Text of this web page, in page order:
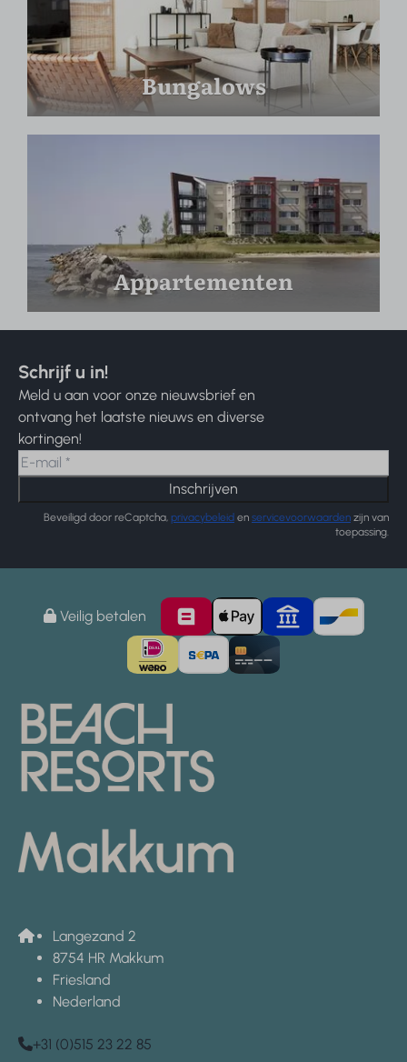
Bungalows
Appartementen
Schrijf u in!
Meld u aan voor onze nieuwsbrief en
ontvang het laatste nieuws en diverse
kortingen!
Inschrijven
Beveiligd door reCaptcha, privacybeleid en servicevoorwaarden zijn van
toepassing.
Veilig betalen
Langezand 2
8754 HR Makkum
Friesland
Nederland
+31 (0)515 23 22 85